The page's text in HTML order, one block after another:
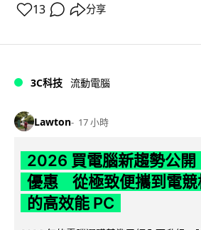
13 分享
3C科技 流動電腦
Lawton 17 小時
2026 買電腦新趨勢公開
優惠 從極致便攜到電競
的高效能 PC